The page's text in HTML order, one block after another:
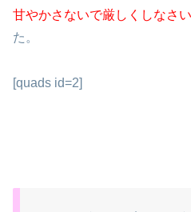
甘やかさないで厳しくしなさい
た。
[quads id=2]